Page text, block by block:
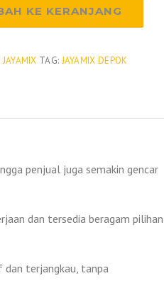
KE KERANJANG
JAYAMIX TAG: JAYAMIX DEPOK
penjual juga semakin gencar
dan tersedia beragam pilihan
dan terjangkau, tanpa